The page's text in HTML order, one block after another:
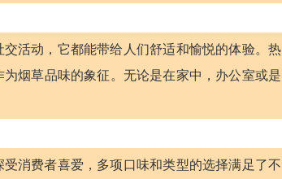
活动，它都能带给人们舒适和愉悦的体验。热
烟草品味的象征。无论是在家中，办公室或是
消费者喜爱，多项口味和类型的选择满足了不